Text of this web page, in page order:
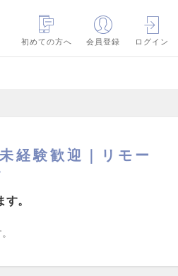
初めての方へ
会員登録 ログイン
経験歓迎｜リモー
。